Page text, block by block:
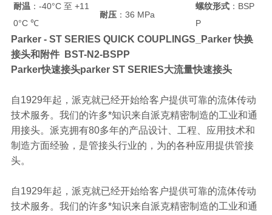
耐温 ：-40°C 至 +11
0°C ℃
耐压：36 MPa
螺纹形式：BSP
P
Parker - ST SERIES QUICK COUPLINGS_Parker 快换
接头和附件 BST-N2-BSPP
Parker快速接头parker ST SERIES大流量快速接头
自1929年起，派克就已经开始给客户提供可靠的流体传动
技术服务。我们的许多*知识来自派克精密制造的工业和通
用接头。派克拥有80多年的产品设计、工程、应用技术和
制造方面经验，是管接头行业的，为的各种应用提供管接
头。
自1929年起，派克就已经开始给客户提供可靠的流体传动
技术服务。我们的许多*知识来自派克精密制造的工业和通